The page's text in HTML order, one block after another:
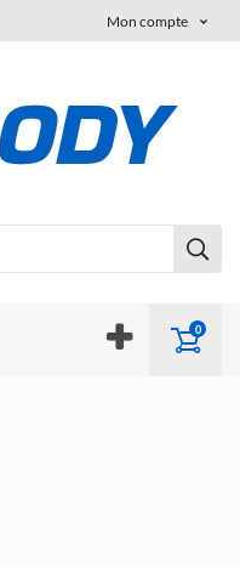
Mon compte
0